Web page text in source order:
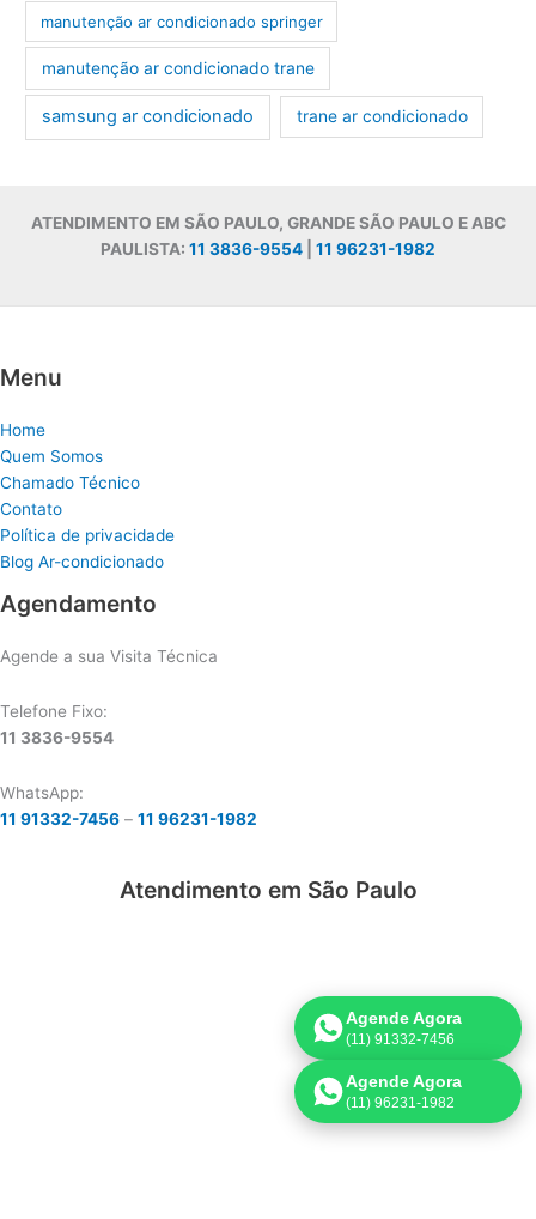
manutenção ar condicionado springer
manutenção ar condicionado trane
samsung ar condicionado trane ar condicionado
ATENDIMENTO EM SÃO PAULO, GRANDE SÃO PAULO E ABC
PAULISTA: 11 3836-9554 11 96231-1982
Menu
Home
Quem Somos
Chamado Técnico
Contato
Política de privacidade
Blog Ar-condicionado
Agendamento
Agende a sua Visita Técnica
Telefone Fixo:
11 3836-9554
WhatsApp:
11 91332-7456 – 11 96231-1982
Atendimento em São Paulo
Agende Agora
(11) 91332-7456
Agende Agora
(11) 96231-1982